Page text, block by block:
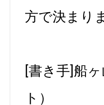
方で決まり
[書き手]船
ト）